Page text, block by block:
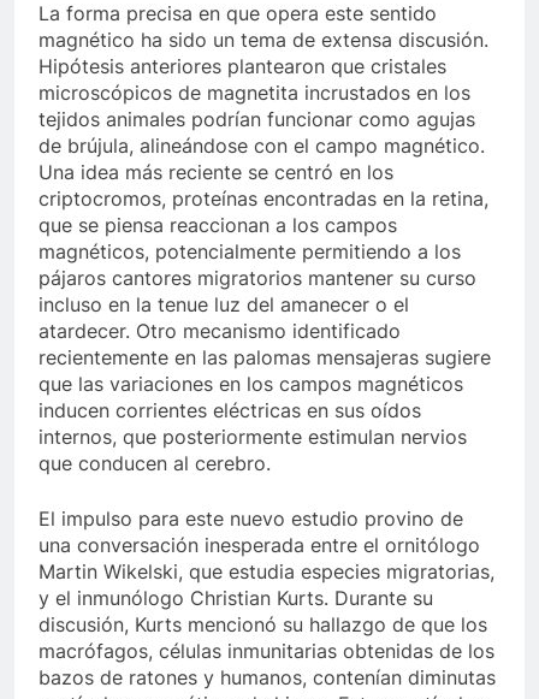
La forma precisa en que opera este sentido
magnético ha sido un tema de extensa discusión.
Hipótesis anteriores plantearon que cristales
microscópicos de magnetita incrustados en los
tejidos animales podrían funcionar como agujas
de brújula, alineándose con el campo magnético.
Una idea más reciente se centró en los
criptocromos, proteínas encontradas en la retina,
que se piensa reaccionan a los campos
magnéticos, potencialmente permitiendo a los
pájaros cantores migratorios mantener su curso
incluso en la tenue luz del amanecer o el
atardecer. Otro mecanismo identificado
recientemente en las palomas mensajeras sugiere
que las variaciones en los campos magnéticos
inducen corrientes eléctricas en sus oídos
internos, que posteriormente estimulan nervios
que conducen al cerebro.
El impulso para este nuevo estudio provino de
una conversación inesperada entre el ornitólogo
Martin Wikelski, que estudia especies migratorias,
y el inmunólogo Christian Kurts. Durante su
discusión, Kurts mencionó su hallazgo de que los
macrófagos, células inmunitarias obtenidas de los
bazos de ratones y humanos, contenían diminutas